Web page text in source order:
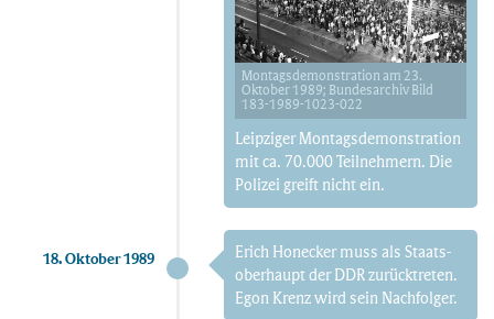
Montagsdemonstration am 23.
Oktober 1989; Bundesarchiv Bild
183-1989-1023-022
Leipziger Montags­demonstration
mit ca. 70.000 Teilnehmern. Die
Polizei greift nicht ein.
Erich Honecker muss als Staats­
oberhaupt der DDR zurücktreten.
Egon Krenz wird sein Nachfolger.
18. Oktober 1989